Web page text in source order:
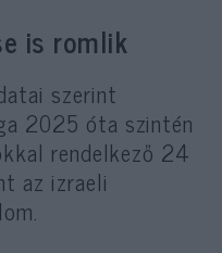
is romlik
szerint
2025 óta szintén
rendelkező 24
az izraeli